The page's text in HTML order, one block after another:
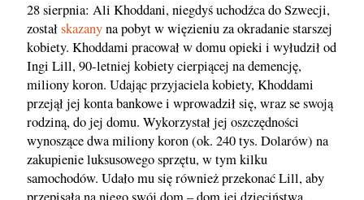
28 sierpnia: Ali Khoddani, niegdyś uchodźca do Szwecji,
zostałskazanyna pobyt w więzieniu za okradanie starszej
kobiety. Khoddami pracował w domu opieki i wyłudził od
Ingi Lill, 90-letniej kobiety cierpiącej na demencję,
miliony koron. Udając przyjaciela kobiety, Khoddami
przejął jej konta bankowe i wprowadził się, wraz se swoją
rodziną, do jej domu. Wykorzystał jej oszczędności
wynoszące dwa miliony koron (ok. 240 tys. Dolarów) na
zakupienie luksusowego sprzętu, w tym kilku
samochodów. Udało mu się również przekonać Lill, aby